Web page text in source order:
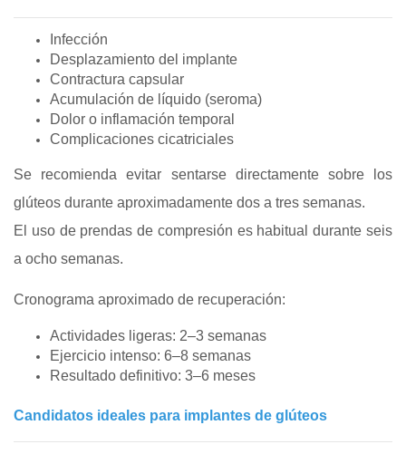
Infección
Desplazamiento del implante
Contractura capsular
Acumulación de líquido (seroma)
Dolor o inflamación temporal
Complicaciones cicatriciales
Se recomienda evitar sentarse directamente sobre los
glúteos durante aproximadamente dos a tres semanas.
El uso de prendas de compresión es habitual durante seis
a ocho semanas.
Cronograma aproximado de recuperación:
Actividades ligeras: 2–3 semanas
Ejercicio intenso: 6–8 semanas
Resultado definitivo: 3–6 meses
Candidatos ideales para implantes de glúteos